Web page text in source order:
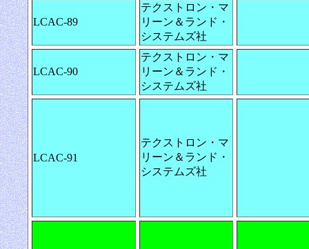
LCAC-89
テクストロン・マ
リーン＆ランド・
システムズ社
LCAC-90
テクストロン・マ
リーン＆ランド・
システムズ社
LCAC-91
テクストロン・マ
リーン＆ランド・
システムズ社